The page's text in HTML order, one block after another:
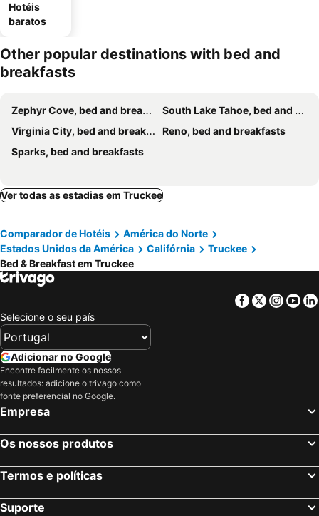
Hotéis
baratos
Other popular destinations with bed and
breakfasts
Zephyr Cove, bed and breakfasts
South Lake Tahoe, bed and breakfasts
Virginia City, bed and breakfasts
Reno, bed and breakfasts
Sparks, bed and breakfasts
Ver todas as estadias em Truckee
Comparador de Hotéis
América do Norte
Estados Unidos da América
Califórnia
Truckee
Bed & Breakfast em Truckee
Facebook
Twitter
Selecione o seu país
Adicionar no Google
Encontre facilmente os nossos
resultados: adicione o trivago como
fonte preferencial no Google.
Empresa
Os nossos produtos
Termos e políticas
Suporte